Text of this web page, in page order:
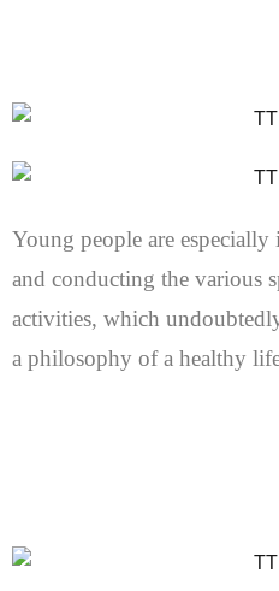
Young people are
and conducting the various
activities, which
a philosophy of a healthy